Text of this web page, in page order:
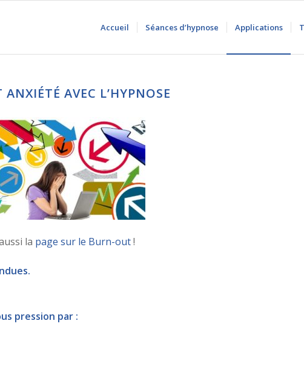
Accueil Séances d’hypnose Applications
ANXIÉTÉ AVEC L’HYPNOSE
la page sur le Burn-out!
pression par :